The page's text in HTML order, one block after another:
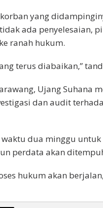
yang
ada penyelesaian,
ranah hukum.
terus diabaikan,”
Ujang Suhana
dan audit
dua minggu untuk
perdata akan
hukum akan